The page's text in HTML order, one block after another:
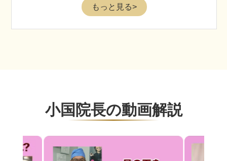
もっと見る>
小国院長の動画解説